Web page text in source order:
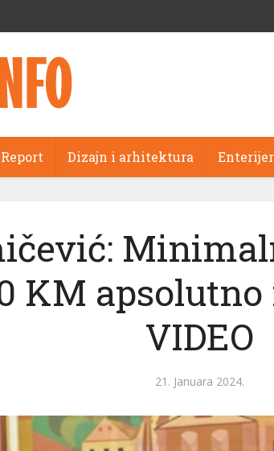
Dizajn i arhitektura Enterijer
KM
VIDEO
21. Januara 2024.